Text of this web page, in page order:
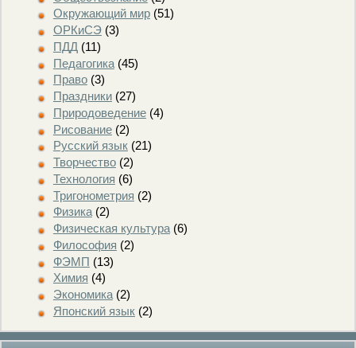
Окружающий мир(51)
ОРКиСЭ(3)
ПДД (11)
Педагогика(45)
Право(3)
Праздники(27)
Природоведение(4)
Рисование(2)
Русский язык(21)
Творчество(2)
Технология (6)
Тригонометрия (2)
Физика(2)
Физическая культура(6)
Философия (2)
ФЭМП (13)
Химия (4)
Экономика(2)
Японский язык(2)